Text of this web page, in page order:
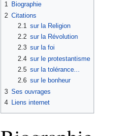
1 Biographie
2 Citations
2.1
sur la Religion
2.2 sur la Révolution
2.3 sur la foi
2.4 sur le protestantisme
2.5 sur la tolérance...
2.6 sur le bonheur
3 Ses ouvrages
4 Liens internet